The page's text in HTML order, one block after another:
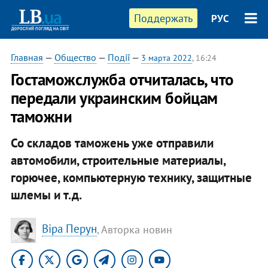
Поддержать РУС
Главная — Общество — Події— 3 марта 2022, 16:24
Гостаможслужба отчиталась, что
передали украинским бойцам
таможни
Со складов таможень уже отправили
автомобили, строительные материалы,
горючее, компьютерную технику, защитные
шлемы и т.д.
Віра Перун, Авторка новин